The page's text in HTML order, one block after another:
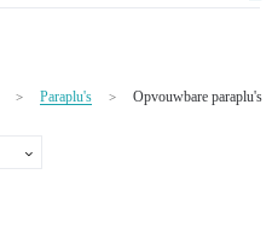
> Paraplu's > Opvouwbare paraplu's